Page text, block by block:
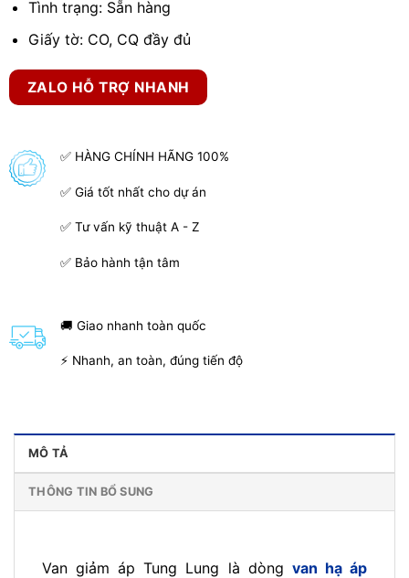
Tình trạng: Sẵn hàng
Giấy tờ: CO, CQ đầy đủ
ZALO HỖ TRỢ NHANH
✅ HÀNG CHÍNH HÃNG 100%
✅ Giá tốt nhất cho dự án
✅ Tư vấn kỹ thuật A - Z
✅ Bảo hành tận tâm
🚚 Giao nhanh toàn quốc
⚡ Nhanh, an toàn, đúng tiến độ
MÔ TẢ
THÔNG TIN BỔ SUNG
Van giảm áp Tung Lung là dòng van hạ áp